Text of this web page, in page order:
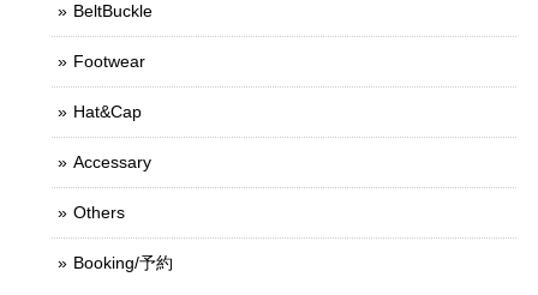
BeltBuckle
Footwear
Hat&Cap
Accessary
Others
Booking/予約